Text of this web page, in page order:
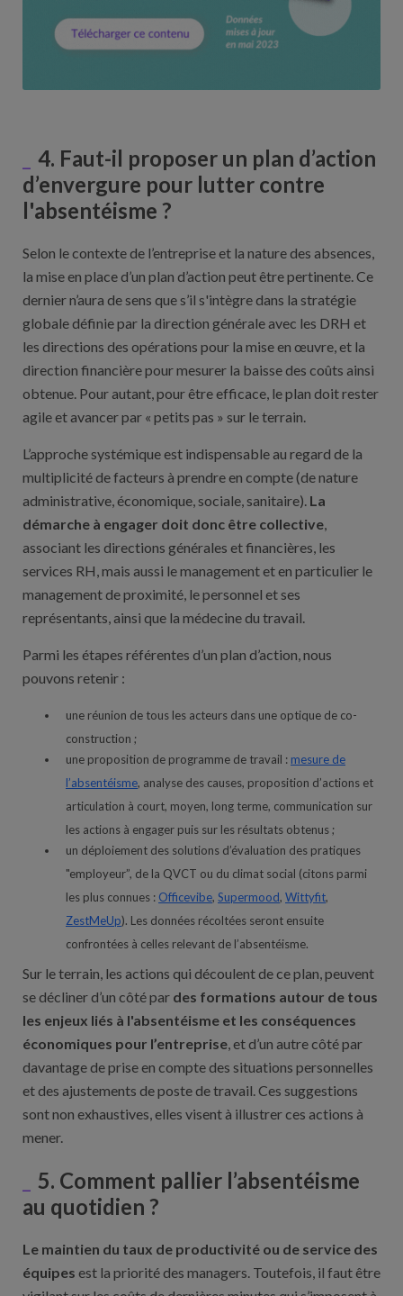
4. Faut-il proposer un plan d’action
d’envergure pour lutter contre
l'absentéisme ?
Selon le contexte de l’entreprise et la nature des absences,
la mise en place d’un plan d’action peut être pertinente. Ce
dernier n’aura de sens que s’il s'intègre dans la stratégie
globale définie par la direction générale avec les DRH et
les directions des opérations pour la mise en œuvre, et la
direction financière pour mesurer la baisse des coûts ainsi
obtenue. Pour autant, pour être efficace, le plan doit rester
agile et avancer par « petits pas » sur le terrain.
L’approche systémique est indispensable au regard de la
multiplicité de facteurs à prendre en compte (de nature
administrative, économique, sociale, sanitaire). La
démarche à engager doit donc être collective,
associant les directions générales et financières, les
services RH, mais aussi le management et en particulier le
management de proximité, le personnel et ses
représentants, ainsi que la médecine du travail.
Parmi les étapes référentes d’un plan d’action, nous
pouvons retenir :
une réunion de tous les acteurs dans une optique de co-
construction ;
une proposition de programme de travail : mesure de
l’absentéisme, analyse des causes, proposition d’actions et
articulation à court, moyen, long terme, communication sur
les actions à engager puis sur les résultats obtenus ;
un déploiement des solutions d’évaluation des pratiques
"employeur”, de la QVCT ou du climat social (citons parmi
les plus connues : Officevibe, Supermood, Wittyfit,
ZestMeUp). Les données récoltées seront ensuite
confrontées à celles relevant de l’absentéisme.
Sur le terrain, les actions qui découlent de ce plan, peuvent
se décliner d’un côté par des formations autour de tous
les enjeux liés à l'absentéisme et les conséquences
économiques pour l’entreprise, et d’un autre côté par
davantage de prise en compte des situations personnelles
et des ajustements de poste de travail. Ces suggestions
sont non exhaustives, elles visent à illustrer ces actions à
mener.
5. Comment pallier l’absentéisme
au quotidien ?
Le maintien du taux de productivité ou de service des
équipes est la priorité des managers. Toutefois, il faut être